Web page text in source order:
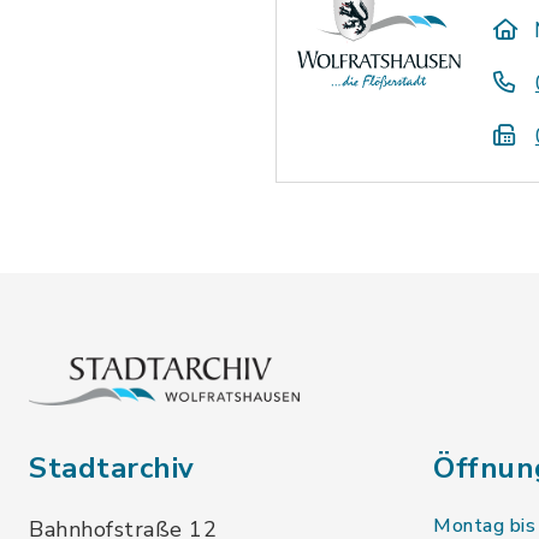
Stadtarchiv
Bahnhofstraße 12 Montag